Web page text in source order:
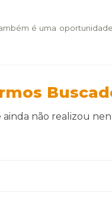
é uma
ainda não realizou